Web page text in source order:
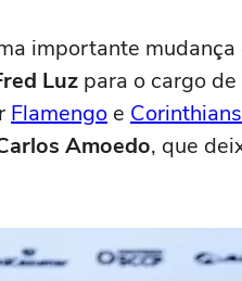
importante
Luz para o cargo de
Flamengo e Corinthians
Amoedo, que